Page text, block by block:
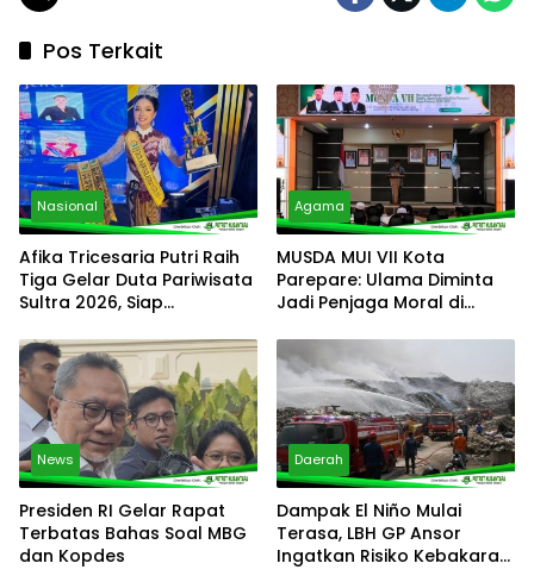
Pos Terkait
Nasional
Afika Tricesaria Putri Raih
Tiga Gelar Duta Pariwisata
Sultra 2026, Siap
Tingkat Nasional
Agama
MUSDA MUI VII Kota
Parepare: Ulama Diminta
Jadi Penjaga Moral di
Digital
News
Presiden RI Gelar Rapat
Terbatas Bahas Soal MBG
dan Kopdes
Daerah
Dampak El Niño Mulai
Terasa, LBH GP Ansor
Ingatkan Risiko Kebakaran